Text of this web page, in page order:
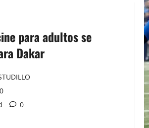
para adultos se
Dakar
0